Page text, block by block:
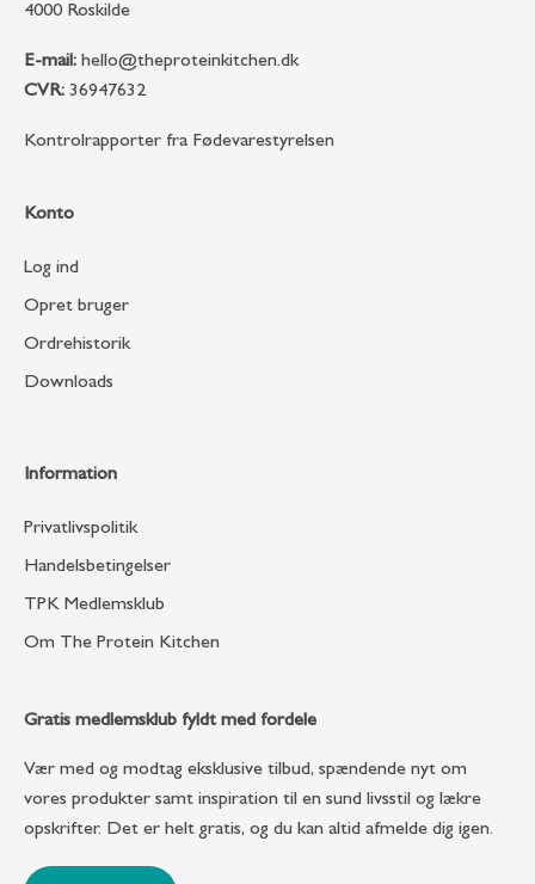
4000 Roskilde
E-mail: hello@theproteinkitchen.dk
CVR:36947632
Kontrolrapporter fra Fødevarestyrelsen
Konto
Log ind
Opret bruger
Ordrehistorik
Downloads
Information
Privatlivspolitik
Handelsbetingelser
TPK Medlemsklub
Om The Protein Kitchen
Gratis medlemsklub fyldt med fordele
Vær med og modtag eksklusive tilbud, spændende nyt om
vores produkter samt inspiration til en sund livsstil og lækre
opskrifter. Det er helt gratis, og du kan altid afmelde dig igen.